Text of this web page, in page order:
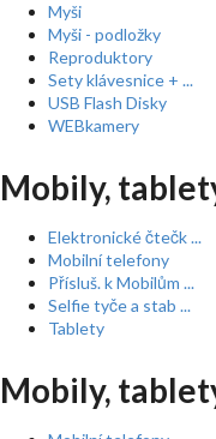
Myši
Myši - podložky
Reproduktory
Sety klávesnice + ...
USB Flash Disky
WEBkamery
Mobily,
Elektronické čtečk ...
Mobilní telefony
Přísluš. k Mobilům ...
Selfie tyče a stab ...
Tablety
Mobily,